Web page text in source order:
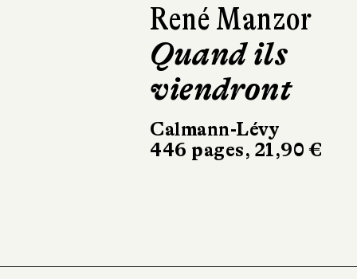
Isabelle
Lagarrigue
C'est l'histoire
d'un amour
Récamier